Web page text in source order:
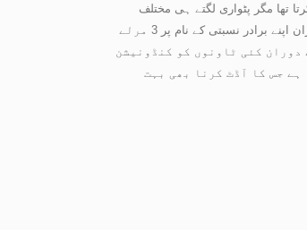
تھا مگر پٹواری لگتے ہی مختلف
حلقوں کا چارج لے کر بڑے پیمانے پر خرد پر کر کے ہاشمی گارڈن میں محل نما بنگلے میں رہائش پذیر ہے اور موضع بانگا میں تعیناتی کے دوران اپنے برادر نسبتی کے نام پر 3 مرلے
کئی ٹاونوں کو کنڈونیشن
ہے جس کا آڈٹ کرنا بھی بہت